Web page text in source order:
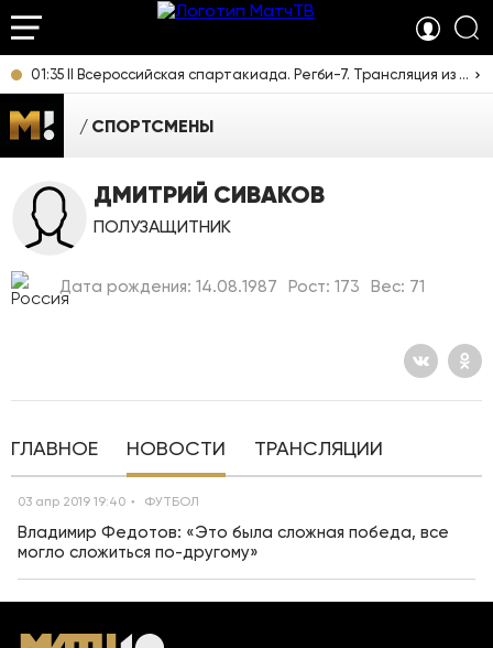
01:35 II Всероссийская спартакиада. Регби-7. Трансляция из Казани [12+]
СПОРТСМЕНЫ
ДМИТРИЙ СИВАКОВ
ПОЛУЗАЩИТНИК
Дата рождения: 14.08.1987 Рост: 173 Вес: 71
ГЛАВНОЕ НОВОСТИ ТРАНСЛЯЦИИ
03 апр 2019 19:40 ФУТБОЛ
Владимир Федотов: «Это была сложная победа, все
могло сложиться по-другому»